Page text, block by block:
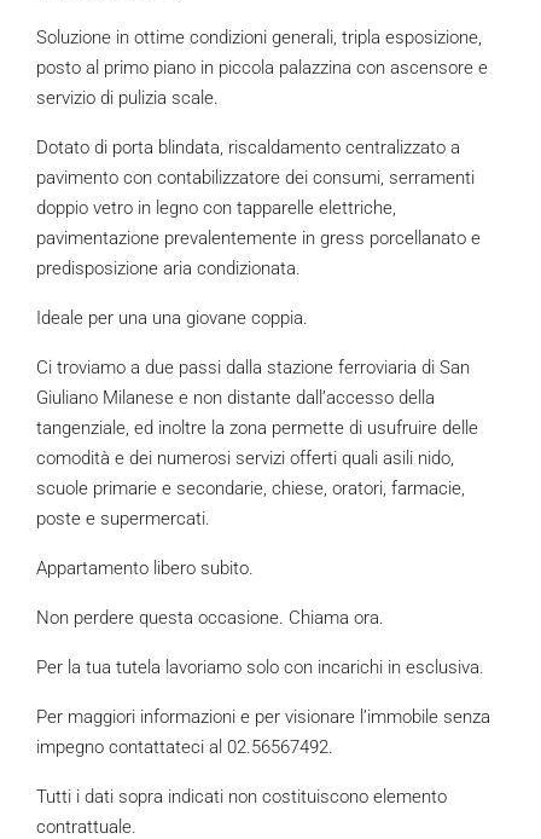
Soluzione in ottime condizioni generali, tripla esposizione,
posto al primo piano in piccola palazzina con ascensore e
servizio di pulizia scale.
Dotato di porta blindata, riscaldamento centralizzato a
pavimento con contabilizzatore dei consumi, serramenti
doppio vetro in legno con tapparelle elettriche,
pavimentazione prevalentemente in gress porcellanato e
predisposizione aria condizionata.
Ideale per una una giovane coppia.
Ci troviamo a due passi dalla stazione ferroviaria di San
Giuliano Milanese e non distante dall’accesso della
tangenziale, ed inoltre la zona permette di usufruire delle
comodità e dei numerosi servizi offerti quali asili nido,
scuole primarie e secondarie, chiese, oratori, farmacie,
poste e supermercati.
Appartamento libero subito.
Non perdere questa occasione. Chiama ora.
Per la tua tutela lavoriamo solo con incarichi in esclusiva.
Per maggiori informazioni e per visionare l’immobile senza
impegno contattateci al 02.56567492.
Tutti i dati sopra indicati non costituiscono elemento
contrattuale.